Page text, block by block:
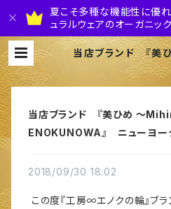
夏こそ多種な機能性に優
ュラルウェアのオーガニッ
当店ブランド 『美
～』・『エノクの輪
ニューヨークへ！！ |
当店ブランド 『美ひめ ～
ENOKUNOWA』 ニューヨーク
2018/09/30 18:02
この度『工房∞エノクの輪』ブ